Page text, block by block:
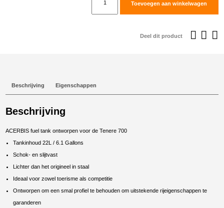
Toevoegen aan winkelwagen
Deel dit product
Beschrijving Eigenschappen
Beschrijving
ACERBIS fuel tank ontworpen voor de Tenere 700
Tankinhoud 22L / 6.1 Gallons
Schok- en slijtvast
Lichter dan het origineel in staal
Ideaal voor zowel toerisme als competitie
Ontworpen om een ​​smal profiel te behoudenom uitstekende rijeigenschappen te
garanderen